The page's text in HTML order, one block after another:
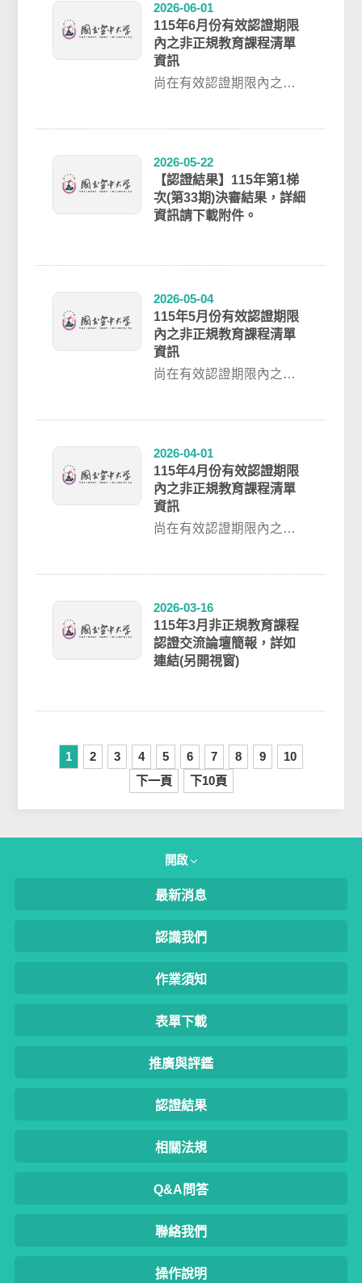
2026-06-01
115年6月份有效認證期限
內之非正規教育課程清單
資訊
尚在有效認證期限內之非
2026-05-22
【認證結果】115年第1梯
次(第33期)決審結果，詳細
資訊請下載附件。
2026-05-04
115年5月份有效認證期限
內之非正規教育課程清單
資訊
尚在有效認證期限內之非
2026-04-01
115年4月份有效認證期限
內之非正規教育課程清單
資訊
尚在有效認證期限內之非
2026-03-16
115年3月非正規教育課程
認證交流論壇簡報，詳如
連結(另開視窗)
1 2 3 4 5 6 7 8 9
10
下一頁
下10頁
開啟
最新消息
認識我們
作業須知
表單下載
推廣與評鑑
認證結果
相關法規
Q&A問答
聯絡我們
操作說明